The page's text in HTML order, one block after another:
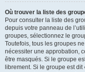
Où trouver la liste des
Pour consulter la liste des
depuis votre panneau de
groupes, sélectionnez le
Toutefois, tous les groupes
nécessiter une approbation,
être masqués. Si le groupe
librement. Si le groupe est